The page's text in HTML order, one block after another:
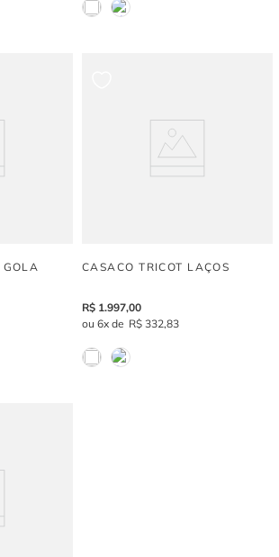
GOLA CASACO TRICOT LAÇOS
R$ 1.997,00
6
R$ 332,83